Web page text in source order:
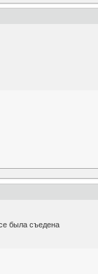
была съедена